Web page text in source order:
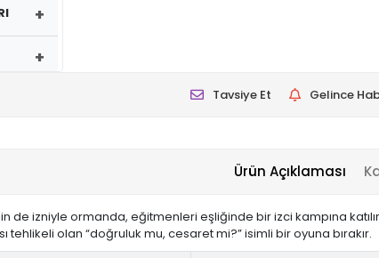
+
+
+
Tavsiye Et Gelince
Ürün Açıklaması
de izniyle ormanda, eğitmenleri eşliğinde bir izci kampına
olan “doğruluk mu, cesaret mi?” isimli bir oyuna bırakır.